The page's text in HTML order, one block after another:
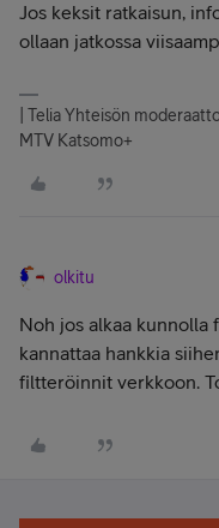
Jos keksit ratkaisun,
ollaan jatkossa
| Telia Yhteisön
MTV Katsomo+
olkitu
Noh jos alkaa kunnolla
kannattaa hankkia
filtteröinnit verkkoon.